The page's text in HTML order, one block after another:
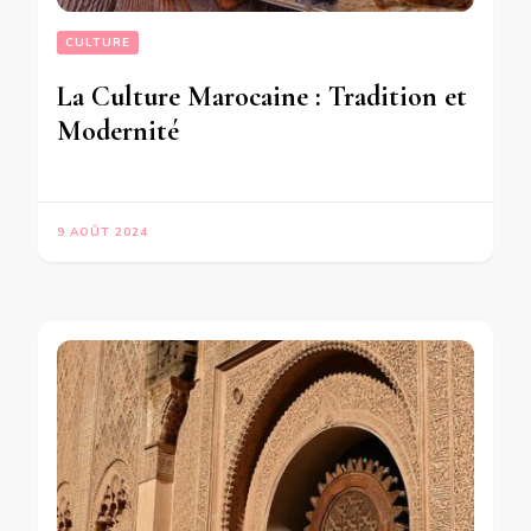
CULTURE
La Culture Marocaine : Tradition et
Modernité
9 AOÛT 2024